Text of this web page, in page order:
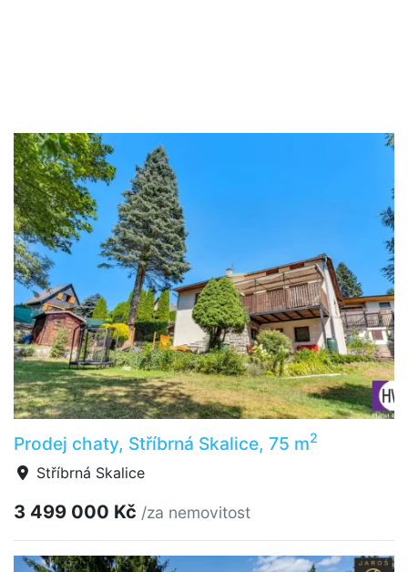
Prodej chaty, Stříbrná Skalice, 75 m2
Stříbrná Skalice
3 499 000 Kč /za nemovitost